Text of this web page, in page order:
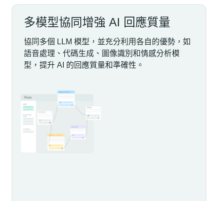
多模型協同增強 AI 回應質量
協同多個 LLM 模型，並充分利用各自的優勢，如
語音處理、代碼生成、圖像識別和情感分析模
型，提升 AI 的回應質量和準確性。